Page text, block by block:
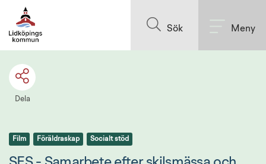
Sök Meny
Dela
Film Föräldraskap Socialt stöd